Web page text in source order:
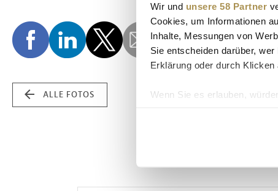
Wir und unsere 58 Partner
Cookies, um Informationen
Inhalte, Messungen von
Sie entscheiden darüber,
Erklärung oder durch
Wenn Sie es erlauben,
Erfahren Sie mehr darüber,
Wir verwenden Cookies, um
ALLE FOTOS